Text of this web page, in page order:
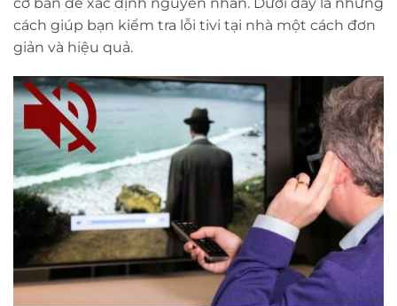
cách giúp bạn kiểm tra lỗi tivi tại nhà một cách đơn
giản và hiệu quả.